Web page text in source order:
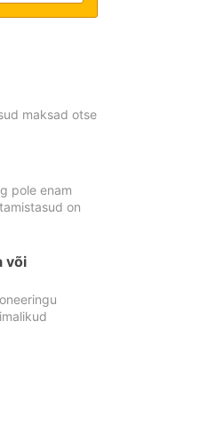
maksad otse
pole enam
on
või